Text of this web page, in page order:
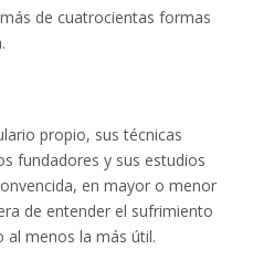
de cuatrocientas formas
propio, sus técnicas
fundadores y sus estudios
en mayor o menor
de entender el sufrimiento
al menos la más útil.